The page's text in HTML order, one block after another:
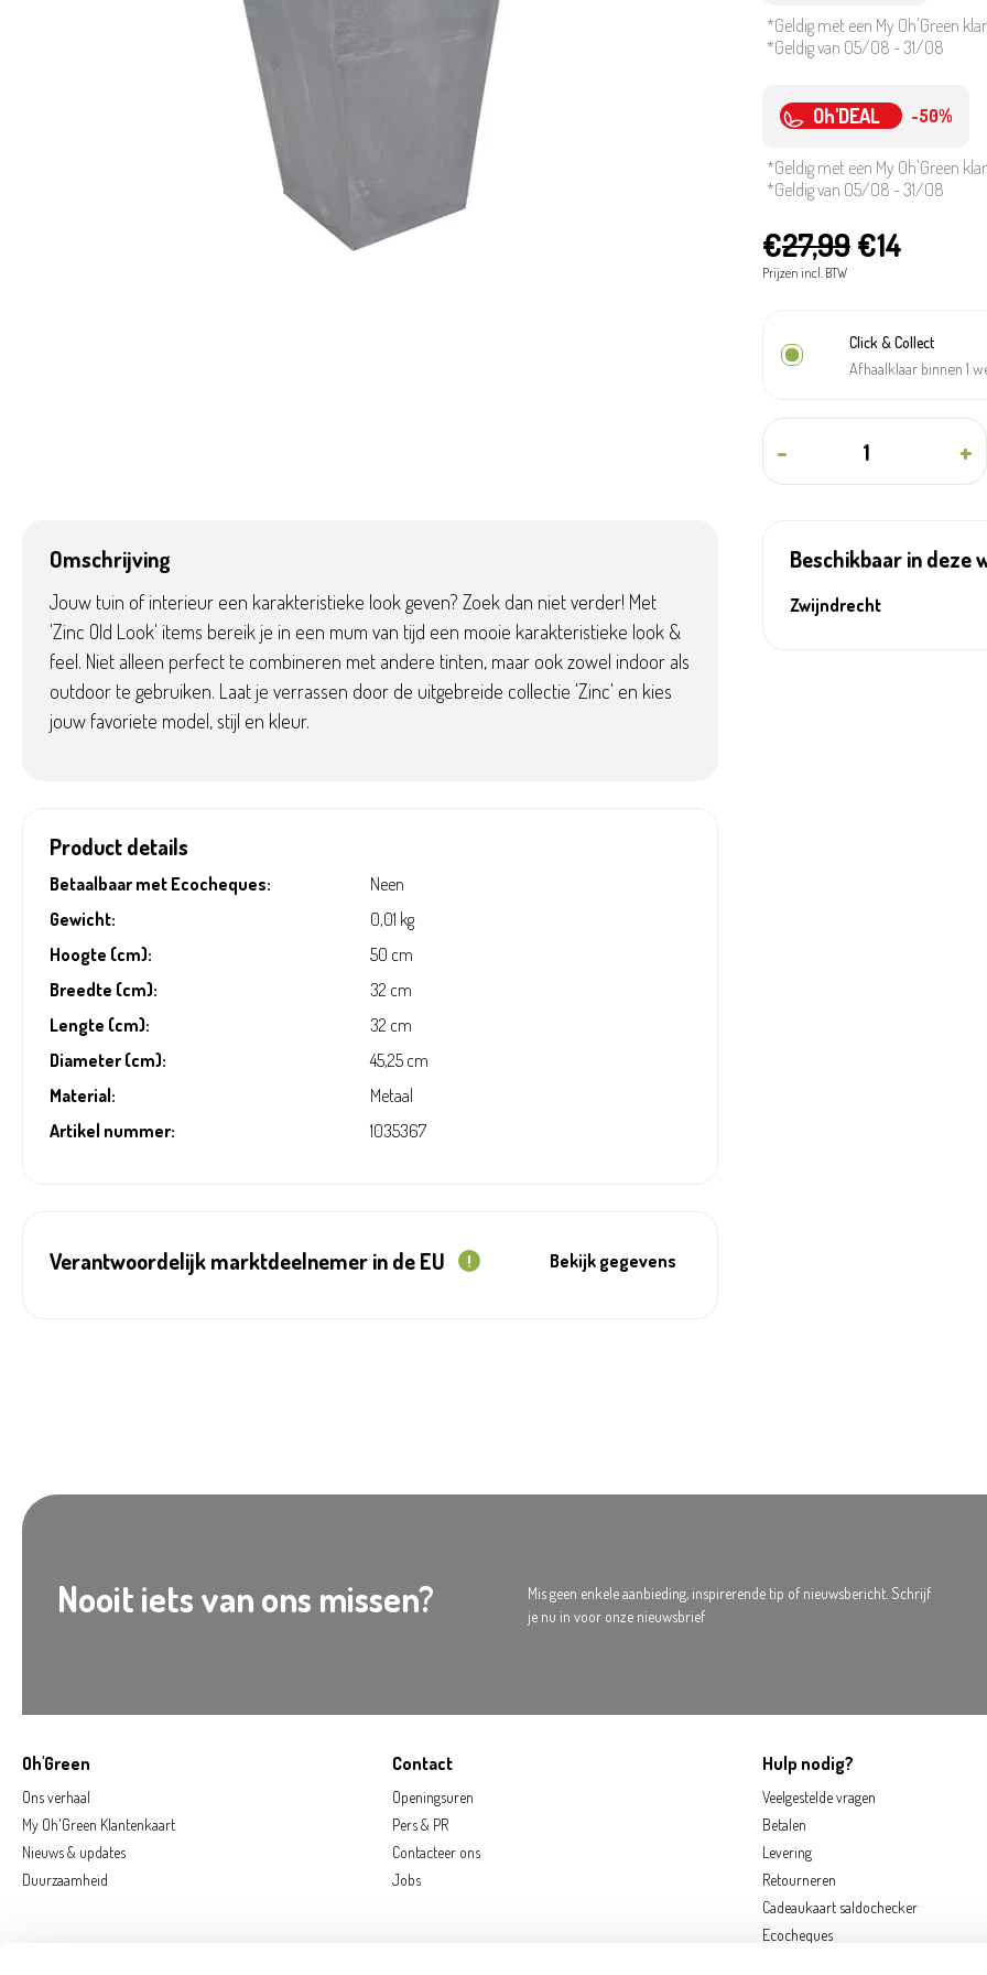
*Geldig met een My Oh'Green
*Geldig van 05/08 - 31/08
Oh'DEAL -50%
*Geldig met een My Oh'Green
*Geldig van 05/08 - 31/08
€27,99€14
Prijzen incl. BTW
Click & Collect
Afhaalklaar binnen 1
+
-
Omschrijving
Jouw tuin of interieur een karakteristieke look geven? Zoek dan niet verder! Met
'Zinc Old Look' items bereik je in een mum van tijd een mooie karakteristieke look &
feel. Niet alleen perfect te combineren met andere tinten, maar ook zowel indoor als
outdoor te gebruiken. Laat je verrassen door de uitgebreide collectie 'Zinc' en kies
jouw favoriete model, stijl en kleur.
Product details
Betaalbaar met Ecocheques:
Neen
Gewicht:
0,01 kg
Hoogte (cm):
50 cm
Breedte (cm):
32 cm
Lengte (cm):
32 cm
Diameter (cm):
45,25 cm
Material:
Metaal
Artikel nummer:
1035367
Verantwoordelijk marktdeelnemer in de EU ! Bekijk gegevens
Beschikbaar in deze
Zwijndrecht
Nooit iets van ons missen?
Mis geen enkele aanbieding, inspirerende tip of nieuwsbericht. Schrijf
je nu in voor onze nieuwsbrief
Oh'Green
Ons verhaal
My Oh'Green Klantenkaart
Nieuws & updates
Duurzaamheid
Contact
Openingsuren
Pers & PR
Contacteer ons
Jobs
Hulp nodig?
Veelgestelde vragen
Betalen
Levering
Retourneren
Cadeaukaart saldochecker
Ecocheques